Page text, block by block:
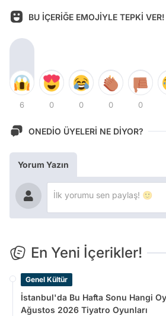
BU İÇERİĞE EMOJİYLE TEPKİ VER!
6 0 0 0 0
ONEDİO ÜYELERİ NE DİYOR?
Yorum Yazın
En Yeni İçerikler!
Genel Kültür
İstanbul'da Bu Hafta Sonu Hangi
Ağustos 2026 Tiyatro Oyunları